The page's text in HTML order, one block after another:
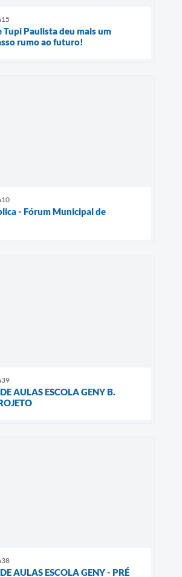
Tupi Paulista deu mais um
rumo ao futuro!
- Fórum Municipal de
AULAS ESCOLA GENY B.
AULAS ESCOLA GENY - PRÉ